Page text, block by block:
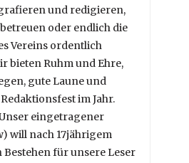
und redigieren,
oder endlich die
Vereins ordentlich
bieten Ruhm und Ehre,
gute Laune und
im Jahr.
eingetragener
will nach 17jährigem
für unsere Leser